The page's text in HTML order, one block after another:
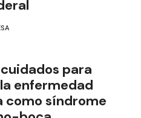
para
enfermedad
como síndrome